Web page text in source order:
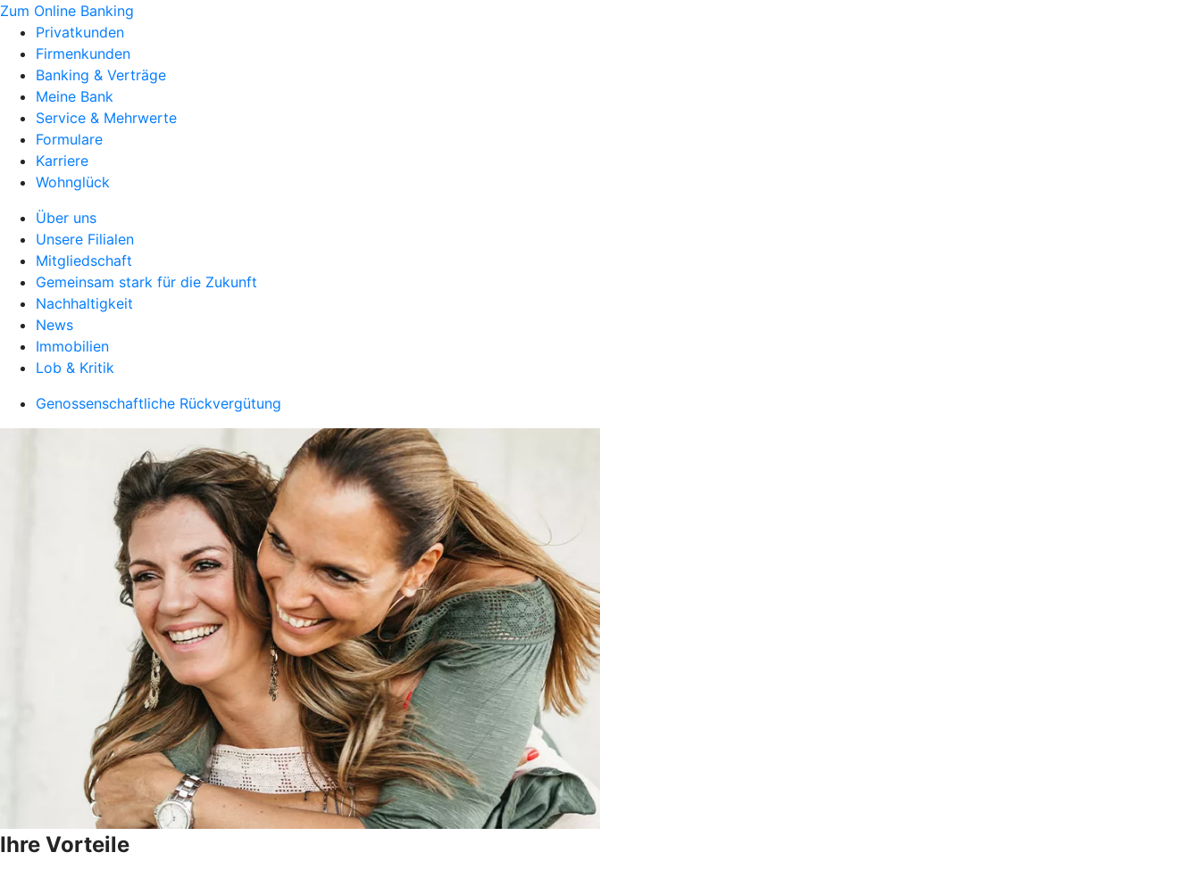
Zum Online Banking
Privatkunden
Firmenkunden
Banking & Verträge
Meine Bank
Service & Mehrwerte
Formulare
Karriere
Wohnglück
Über uns
Unsere Filialen
Mitgliedschaft
Gemeinsam stark für die Zukunft
Nachhaltigkeit
News
Immobilien
Lob & Kritik
Genossenschaftliche Rückvergütung
Ihre Vorteile